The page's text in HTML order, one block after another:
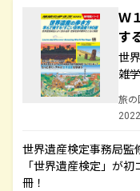
Ｗ
す
世
雑
旅の
世界遺産検定事務局監
「世界遺産検定」が
冊！